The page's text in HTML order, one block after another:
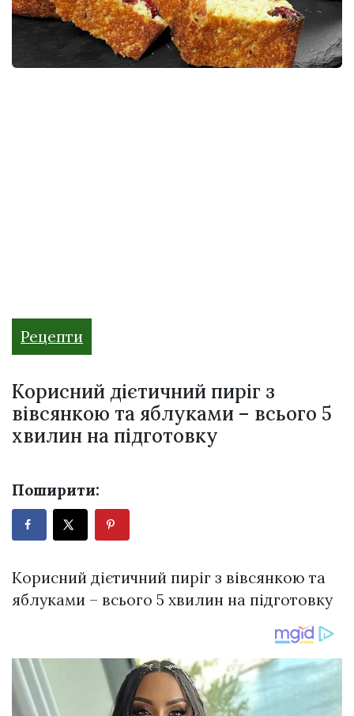
Рецепти
Корисний дієтичний пиріг з
вівсянкою та яблуками – всього 5
хвилин на підготовку
Поширити:
Корисний дієтичний пиріг з вівсянкою та
яблуками – всього 5 хвилин на підготовку